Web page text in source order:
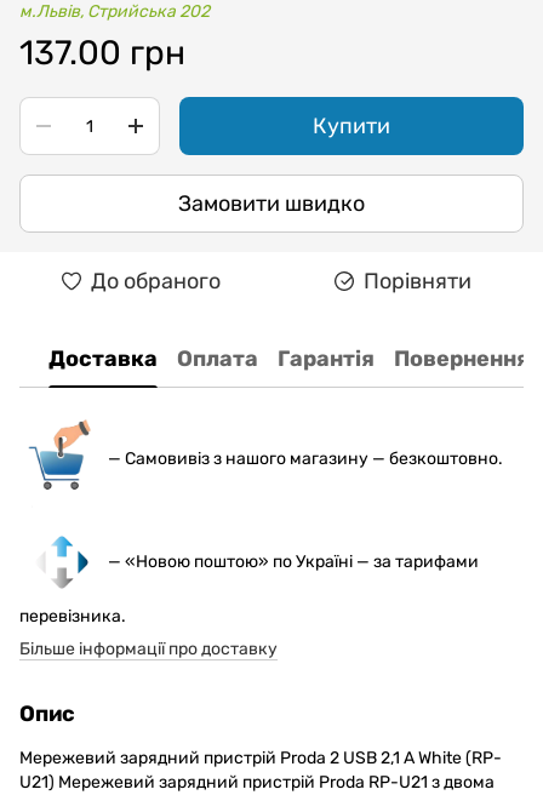
м.Львів, Стрийська 202
137.00 грн
Купити
Замовити швидко
До обраного Порівняти
Доставка Оплата Гарантія Повернення
— Самовивіз з нашого магазину — безкоштовно.
— «Новою поштою» по Україні — за тарифами
перевізника.
Більше інформації про доставку
Опис
Мережевий зарядний пристрій Proda 2 USB 2,1 A White (RP-
U21) Мережевий зарядний пристрій Proda RP-U21 з двома